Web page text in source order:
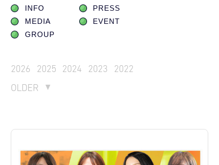
INFO
PRESS
MEDIA
EVENT
GROUP
2026 2025 2024 2023
2022
OLDER